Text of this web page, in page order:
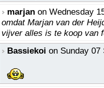
marjan on Wednesday
omdat Marjan van der
vijver alles is te koop van
Bassiekoi on Sunday 07